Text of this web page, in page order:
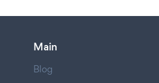
Main
Blog